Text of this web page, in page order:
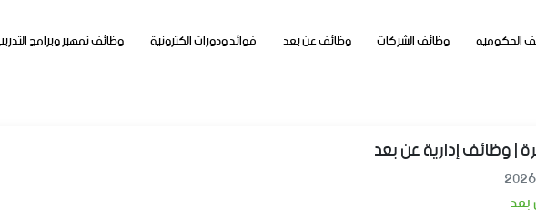
الحكوميه وظائف الشركات وظائف عن بعد فوائد ودورات الكترونية وظائف تمهير وبرامج
| وظائف إدارية عن بعد